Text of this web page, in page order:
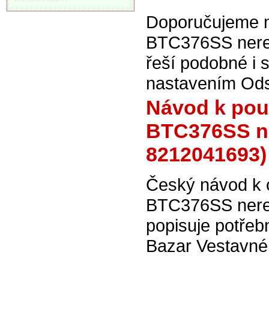
Doporučujeme
BTC376SS
řeší podobné i
nastavením
Návod k
BTC376SS
8212041693)
Český návod k
BTC376SS
popisuje
Bazar